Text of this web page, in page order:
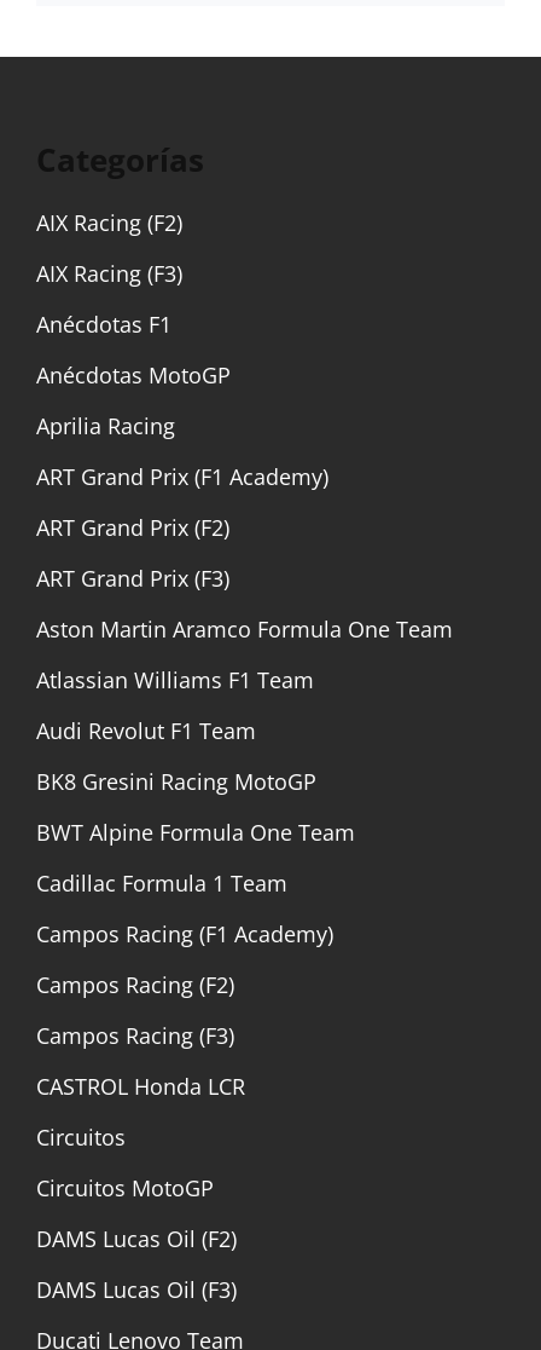
Categorías
AIX Racing (F2)
AIX Racing (F3)
Anécdotas F1
Anécdotas MotoGP
Aprilia Racing
ART Grand Prix (F1 Academy)
ART Grand Prix (F2)
ART Grand Prix (F3)
Aston Martin Aramco Formula One Team
Atlassian Williams F1 Team
Audi Revolut F1 Team
BK8 Gresini Racing MotoGP
BWT Alpine Formula One Team
Cadillac Formula 1 Team
Campos Racing (F1 Academy)
Campos Racing (F2)
Campos Racing (F3)
CASTROL Honda LCR
Circuitos
Circuitos MotoGP
DAMS Lucas Oil (F2)
DAMS Lucas Oil (F3)
Ducati Lenovo Team